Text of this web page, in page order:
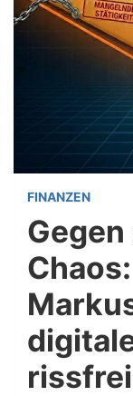
FINANZEN